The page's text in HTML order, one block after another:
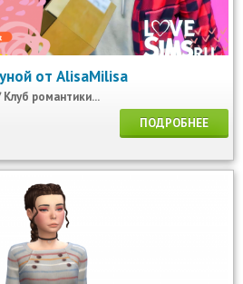
от AlisaMilisa
романтики...
ПОДРОБНЕЕ